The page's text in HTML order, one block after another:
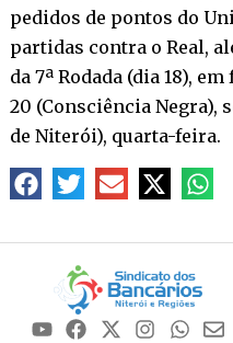
pedidos de pontos do
partidas contra o Real,
da 7ª Rodada (dia 18),
20 (Consciência Negra),
de Niterói), quarta-feira.